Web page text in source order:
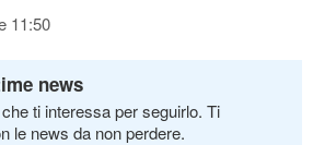
11:50
news
ti interessa per seguirlo. Ti
le news da non perdere.